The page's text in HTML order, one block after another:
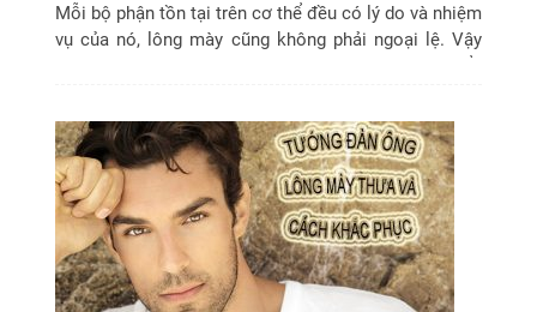
Mỗi bộ phận tồn tại trên cơ thể đều có lý do và nhiệm
vụ của nó, lông mày cũng không phải ngoại lệ. Vậy